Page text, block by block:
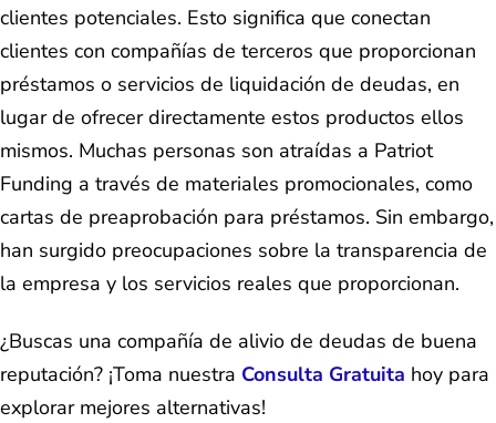
clientes potenciales. Esto significa que conectan
clientes con compañías de terceros que proporcionan
préstamos o servicios de liquidación de deudas, en
lugar de ofrecer directamente estos productos ellos
mismos. Muchas personas son atraídas a Patriot
Funding a través de materiales promocionales, como
cartas de preaprobación para préstamos. Sin embargo,
han surgido preocupaciones sobre la transparencia de
la empresa y los servicios reales que proporcionan.
¿Buscas una compañía de alivio de deudas de buena
reputación? ¡Toma nuestra Consulta Gratuita hoy para
explorar mejores alternativas!